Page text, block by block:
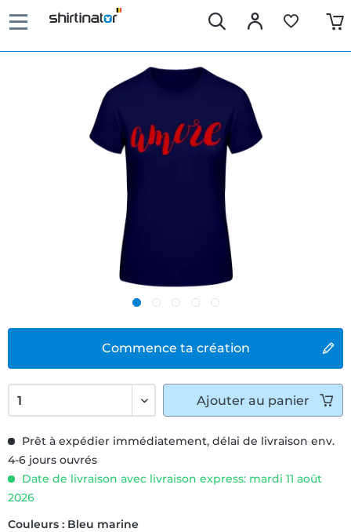
Commence ta création
Prêt à expédier immédiatement, délai de livraison env.
4-6 jours ouvrés
Date de livraison avec livraison express: mardi 11 août
2026
Couleurs : Bleu marine
Ajouter au panier